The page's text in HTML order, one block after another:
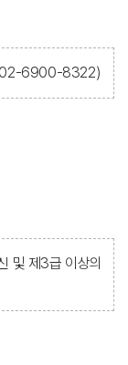
02-6900-8322)
및 제3급 이상의